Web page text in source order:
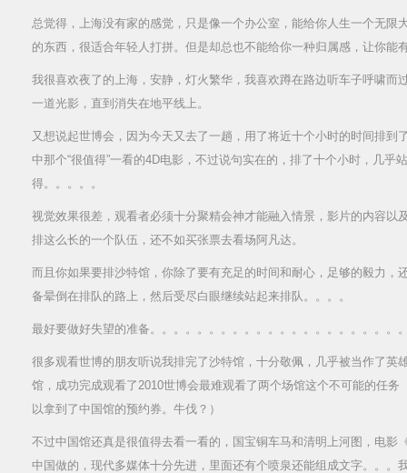
总觉得，上海没有家的感觉，只是像一个办公室，能给你人生一个无限
的东西，很适合年轻人打拼。但是却总也不能给你一种归属感，让你能
我很喜欢夜了的上海，安静，灯火繁华，我喜欢蹲在路边听车子呼啸而
一道光影，直到消失在地平线上。
又想说起世博会，因为今天又去了一趟，用了将近十个小时的时间排到
中那个“很值得”一看的4D电影，不过说句实在的，排了十个小时，几乎
得。。。。。
视觉效果很差，观看者必须十分聚精会神才能融入情景，影片的内容以
排这么长的一个队伍，还不如买张票去看场阿凡达。
而且你如果要排沙特馆，你除了要有充足的时间和耐心，足够的毅力，
备晕倒在排队的路上，然后受尽白眼继续站起来排队。。。。
最好要做好失望的准备。。。。。。。。。。。。。。。。。。。。。
很多观看世博的朋友听说我排完了沙特馆，十分敬佩，几乎被当作了英
馆，成功完成观看了2010世博会最难观看了两个场馆这个不可能的任务
以拿到了中国馆的预约券。牛伐？）
不过中国馆还真是很值得去看一看的，国宝铜车马和清明上河图，电影
中国做的，现代多媒体十分先进，里面还有个喷泉还能组成文字。。。